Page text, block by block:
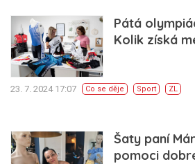
Pátá
Kolik získá
23. 7. 2024 17:07 Co se děje Sport ZL
Šaty paní
pomoci